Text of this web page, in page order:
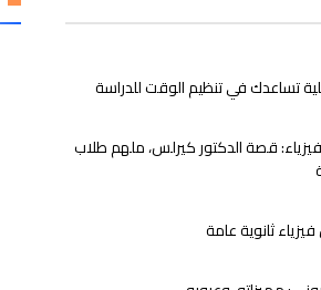
قصة الدكتور كيرلس، ملهم طلاب
ثانوية عامة